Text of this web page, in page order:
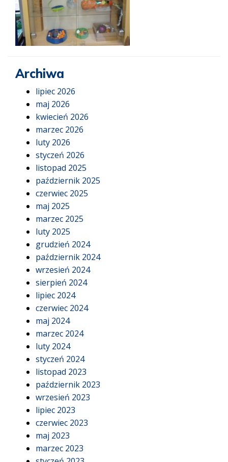
Archiwa
lipiec 2026
maj 2026
kwiecień 2026
marzec 2026
luty 2026
styczeń 2026
listopad 2025
październik 2025
czerwiec 2025
maj 2025
marzec 2025
luty 2025
grudzień 2024
październik 2024
wrzesień 2024
sierpień 2024
lipiec 2024
czerwiec 2024
maj 2024
marzec 2024
luty 2024
styczeń 2024
listopad 2023
październik 2023
wrzesień 2023
lipiec 2023
czerwiec 2023
maj 2023
marzec 2023